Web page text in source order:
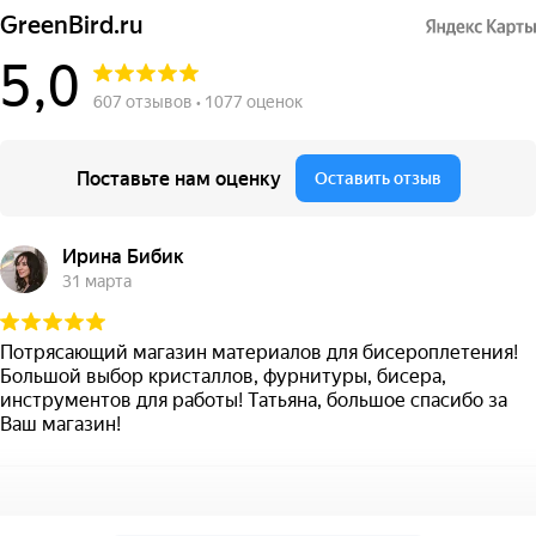
GreenBird.ru
5,0 607 отзывов • 1077 оценок
Поставьте нам оценку Оставить отзыв
Ирина Бибик
31 марта
Потрясающий магазин материалов для бисероплетения!
Большой выбор кристаллов, фурнитуры, бисера,
инструментов для работы! Татьяна, большое спасибо за
Ваш магазин!